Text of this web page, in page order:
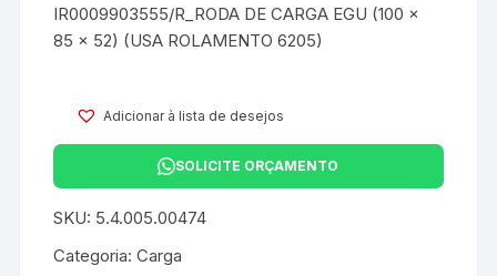
IR0009903555/R_RODA DE CARGA EGU (100 x
85 x 52) (USA ROLAMENTO 6205)
Adicionar à lista de desejos
SOLICITE ORÇAMENTO
SKU: 5.4.005.00474
Categoria:Carga